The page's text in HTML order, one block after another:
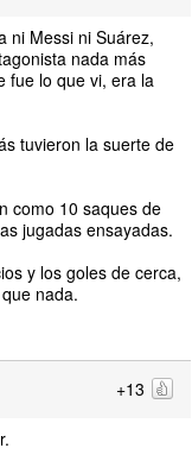
ni Messi ni Suárez,
nada más
fue lo que vi, era la
tuvieron la suerte de
como 10 saques de
jugadas ensayadas.
y los goles de cerca,
nada.
+13